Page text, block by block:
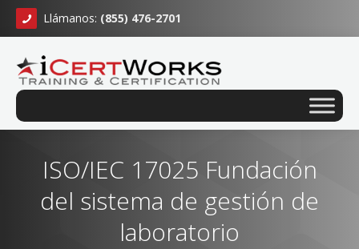
Llámanos: (855) 476-2701
ISO/IEC 17025 Fundación
del sistema de gestión de
laboratorio